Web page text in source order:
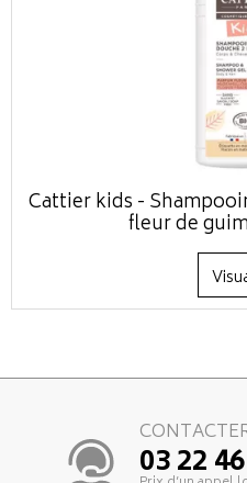
Cattier kids -
fleur de
03 22